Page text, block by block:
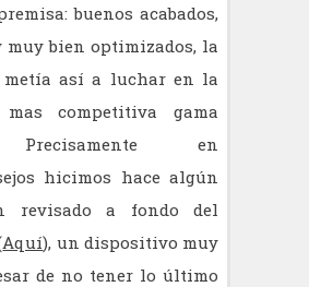
buenos acabados,
muy bien optimizados, la
metía así a luchar en la
competitiva gama
en
hicimos hace algún
revisado a fondo del
Aquí), un dispositivo muy
de no tener lo último